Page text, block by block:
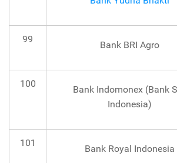
99
Bank BRI Agro
100
Bank Indomonex (Bank
Indonesia)
101
Bank Royal Indonesia